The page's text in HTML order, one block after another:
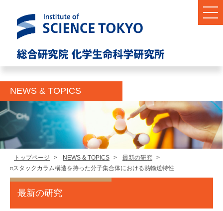
NEWS & TOPICS
トップページ > NEWS & TOPICS > 最新の研究 >
πスタックカラム構造を持った分子集合体における熱輸送特性
最新の研究